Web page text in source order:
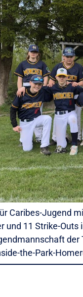
Caribes-Jugend
und 11 Strike-
the-Park-